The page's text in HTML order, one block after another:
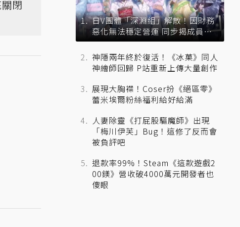
閉
日V團體「深淵組」解散！因財務
惡化無法穩定營運 同步揭成員未
來去向
神隱兩年終於復活！《冰菓》同人
神繪師回歸 P站重新上傳大量創作
展現大胸襟！Coser扮《絕區零》
蕾米埃爾粉絲福利給好給滿
人妻除靈《打屁股驅魔師》出現
「梅川伊芙」Bug！這修了反而會
被負評吧
退款率99%！Steam《這款遊戲2
00鎂》營收破4000萬元開發者也
傻眼